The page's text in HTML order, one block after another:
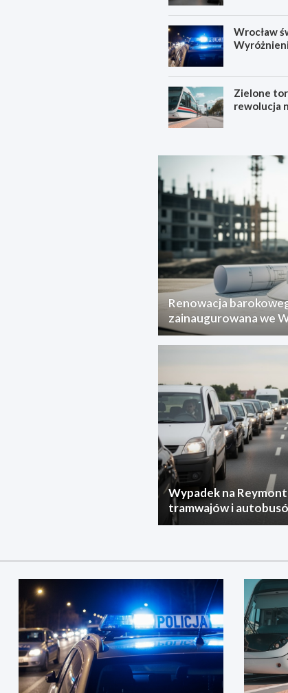
Wrocław
Zielone
rewolucja
Renowacja
zainaugurowana we
Wypadek na
tramwajów i